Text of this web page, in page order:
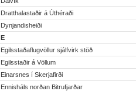
Dratthalastaðir á Úthéraði
Dynjandisheiði
E
Egilsstaðaflugvöllur sjálfvirk stöð
Egilsstaðir á Völlum
Einarsnes í Skerjafirði
Ennisháls norðan Bitrufjarðar